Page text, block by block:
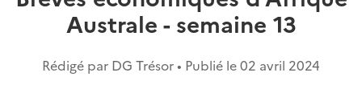
Australe - semaine 13
Rédigé par DG Trésor • Publié le02 avril 2024